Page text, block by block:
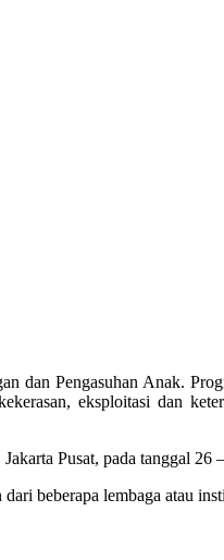
dan Pengasuhan Anak.
eksploitasi dan
Pusat, pada tanggal 26
beberapa lembaga atau